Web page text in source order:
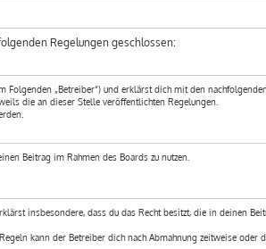
Regelungen geschlossen:
„Betreiber“) und erklärst dich mit den
die an dieser Stelle veröffentlichten Regelungen.
Beitrag im Rahmen des Boards zu nutzen.
insbesondere, dass du das Recht besitzt, die in deinen
kann der Betreiber dich nach Abmahnung zeitweise oder